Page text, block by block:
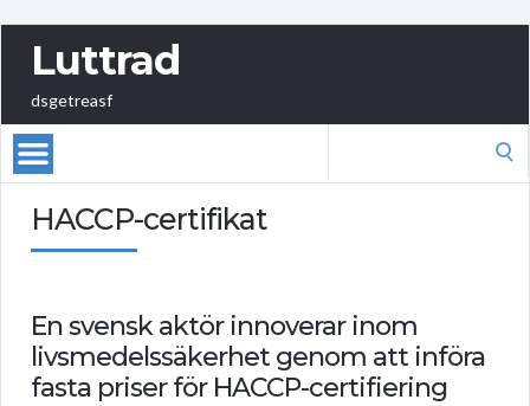
Luttrad
dsgetreasf
HACCP-certifikat
En svensk aktör innoverar inom
livsmedelssäkerhet genom att införa
fasta priser för HACCP-certifiering